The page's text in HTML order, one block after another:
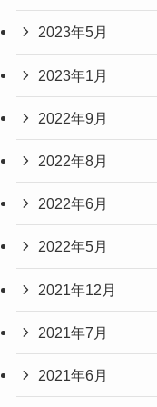
2023年5月
2023年1月
2022年9月
2022年8月
2022年6月
2022年5月
2021年12月
2021年7月
2021年6月